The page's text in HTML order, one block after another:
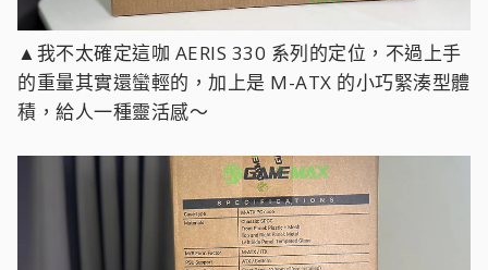
▲我不太確定這咖 AERIS 330 系列的定位，不過上手
的重量其實還蠻輕的，加上是 M-ATX 的小巧緊湊型體
積，給人一種靈活感～